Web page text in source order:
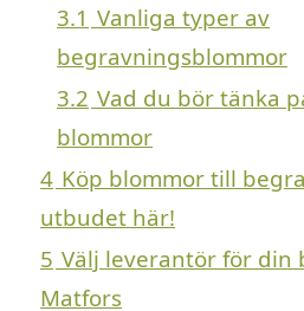
3.1 Vanliga typer av
begravningsblommor
3.2 Vad du bör tänka
blommor
4 Köp blommor till
utbudet här!
5 Välj leverantör för din
Matfors